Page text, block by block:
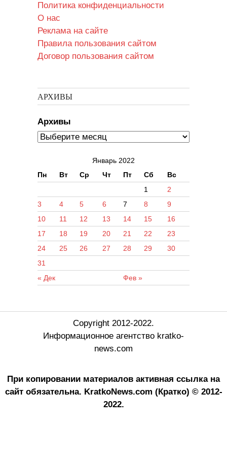
Политика конфиденциальности
О нас
Реклама на сайте
Правила пользования сайтом
Договор пользования сайтом
АРХИВЫ
Архивы
Январь 2022
Пн
Вт Ср Чт Пт Сб Вс
« Дек Фев »
1
2
3
4 5 6 7 8
9
10
11 12 13 14 15
16
17
18 19 20 21 22
23
24
25 26 27 28 29
30
31
Copyright 2012-2022.
Информационное агентство kratko-
news.com
При копировании материалов активная ссылка на
сайт обязательна. KratkoNews.com (Кратко) © 2012-
2022.